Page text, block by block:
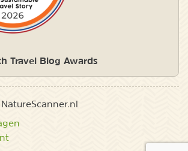
Travel Blog Awards